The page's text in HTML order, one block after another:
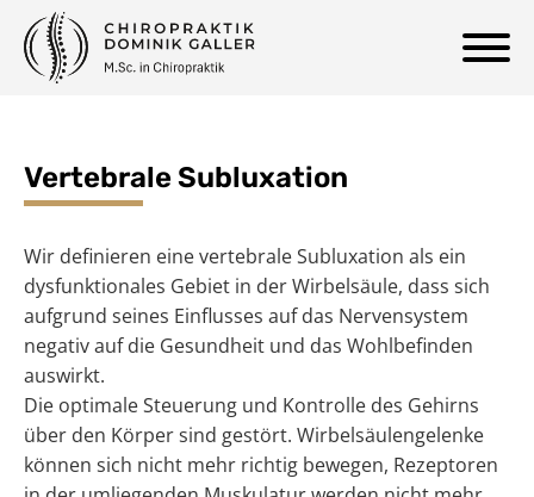
Vertebrale Subluxation
Wir definieren eine vertebrale Subluxation als ein
dysfunktionales Gebiet in der Wirbelsäule, dass sich
aufgrund seines Einflusses auf das Nervensystem
negativ auf die Gesundheit und das Wohlbefinden
auswirkt.
Die optimale Steuerung und Kontrolle des Gehirns
über den Körper sind gestört. Wirbelsäulengelenke
können sich nicht mehr richtig bewegen, Rezeptoren